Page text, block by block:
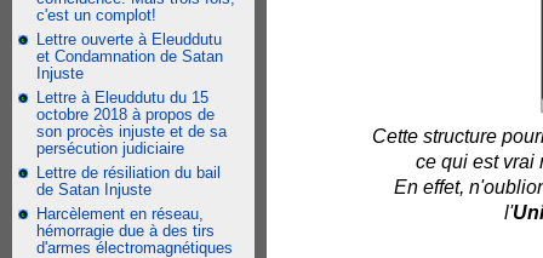
c'est un complot!
Lettre ouverte à Eleuddutu
et Condamnation de Satan
Injuste
Lettre à Eleuddutu du 15
octobre 2018 à propos de
son procès injuste et de sa
persécution judiciaire
Lettre de résiliation du bail
de Satan Injuste
Harcèlement en réseau,
hémorragie due à des tirs
d'armes électromagnétiques
Cette structure
ce qui est vrai
En effet,
l'